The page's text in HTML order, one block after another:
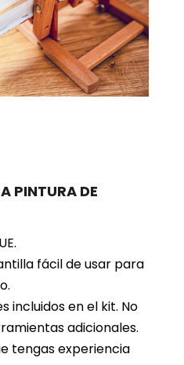
PINTURA DE
fácil de usar para
incluidos en el kit. No
adicionales.
tengas experiencia